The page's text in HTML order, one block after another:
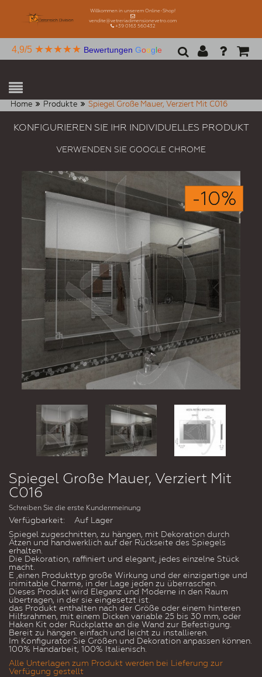
Willkommen in unserem Online-Shop!
vendite@vetreriadimensionevetro.com
+39 0163 560432
4,9/5 ★★★★★ Bewertungen Google
Home Produkte Spiegel Große Mauer, Verziert Mit C016
KONFIGURIEREN SIE IHR INDIVIDUELLES PRODUKT
VERWENDEN SIE GOOGLE CHROME
-10%
Spiegel Große Mauer, Verziert Mit
C016
Schreiben Sie die erste Kundenmeinung
Verfügbarkeit:
Auf Lager
Spiegel zugeschnitten, zu hängen, mit Dekoration durch
Ätzen und handwerklich auf der Rückseite des Spiegels
erhalten.
Die Dekoration, raffiniert und elegant, jedes einzelne Stück
macht.
E ‚einen Produkttyp große Wirkung und der einzigartige und
inimitable Charme, in der Lage jeden zu überraschen.
Dieses Produkt wird Eleganz und Moderne in den Raum
übertragen, in der sie eingesetzt ist.
das Produkt enthalten nach der Größe oder einem hinteren
Hilfsrahmen, mit einem Dicken variable 25 bis 30 mm, oder
Haken Kit oder Rückplatte an die Wand zur Befestigung.
Bereit zu hängen. einfach und leicht zu installieren.
Im Konfigurator Sie Größen und Dekoration anpassen können.
100% Handarbeit, 100% Italienisch.
Alle Unterlagen zum Produkt werden bei Lieferung zur
Verfügung gestellt